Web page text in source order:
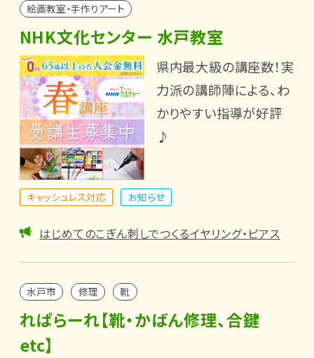
絵画教室・手作りアート
NHK文化センター 水戸教室
県内最大級の講座数！実
力派の講師陣による、わ
かりやすい指導が好評
♪
キャッシュレス対応 お知らせ
はじめてのこぎん刺しでつくるイヤリング・ピアス
水戸市 修理 靴
れぱらーれ【靴・かばん修理、合鍵
etc】